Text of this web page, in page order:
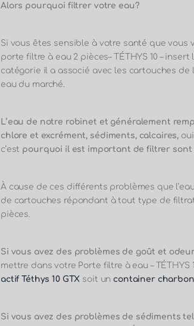
Alors pourquoi filtrer votre eau?
Si vous êtes sensible à votre santé que
porte filtre à eau 2 pièces– TÉTHYS 10 –
catégorie il a associé avec les cartouches
eau du marché.
L’eau de notre robinet et généralement
chlore et excrément, sédiments, calcaires,
c’est pourquoi il est important de filtrer
À cause de ces différents problèmes que
de cartouches répondant à tout type de
pièces.
Si vous avez des problèmes de goût et
mettre dans votre Porte filtre à eau – TÉTHYS
actif Téthys 10 GTX soit un container charbon
Si vous avez des problèmes de sédiments